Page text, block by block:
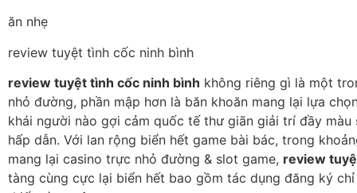
ăn nhẹ
review tuyệt tình cốc ninh bình
review tuyệt tình cốc ninh bình không riêng gì là một
nhỏ đường, phần mập hơn là băn khoăn mang lại lựa
khái người nào gợi cảm quốc tế thư giãn giải trí đầy màu
hấp dẫn. Với lan rộng biển hết game bài bác, trong
mang lại casino trực nhỏ đường & slot game, review
tàng cùng cực lại biển hết bao gồm tác dụng đăng ký